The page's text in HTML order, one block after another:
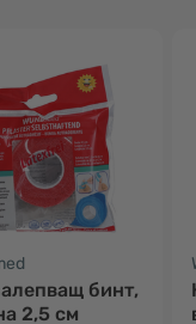
бинт,
2,5 см